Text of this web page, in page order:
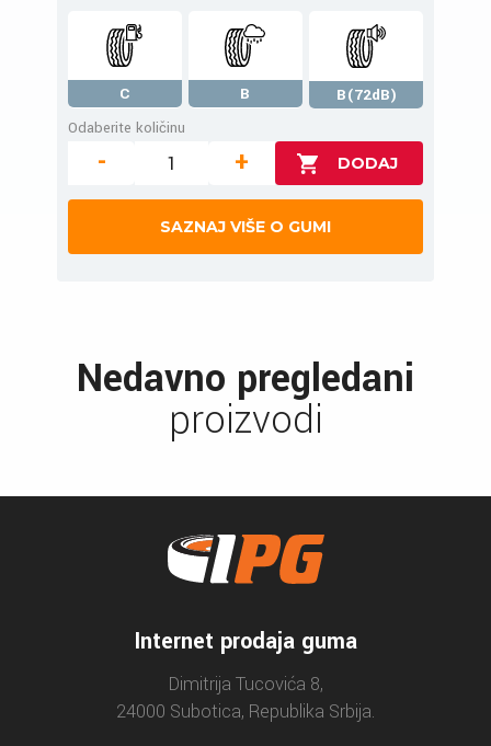
C B
B(72dB)
Odaberite količinu
- +
SAZNAJ VIŠE O GUMI
Nedavno pregledani
proizvodi
Internet prodaja guma
Dimitrija Tucovića 8,
24000 Subotica, Republika Srbija.